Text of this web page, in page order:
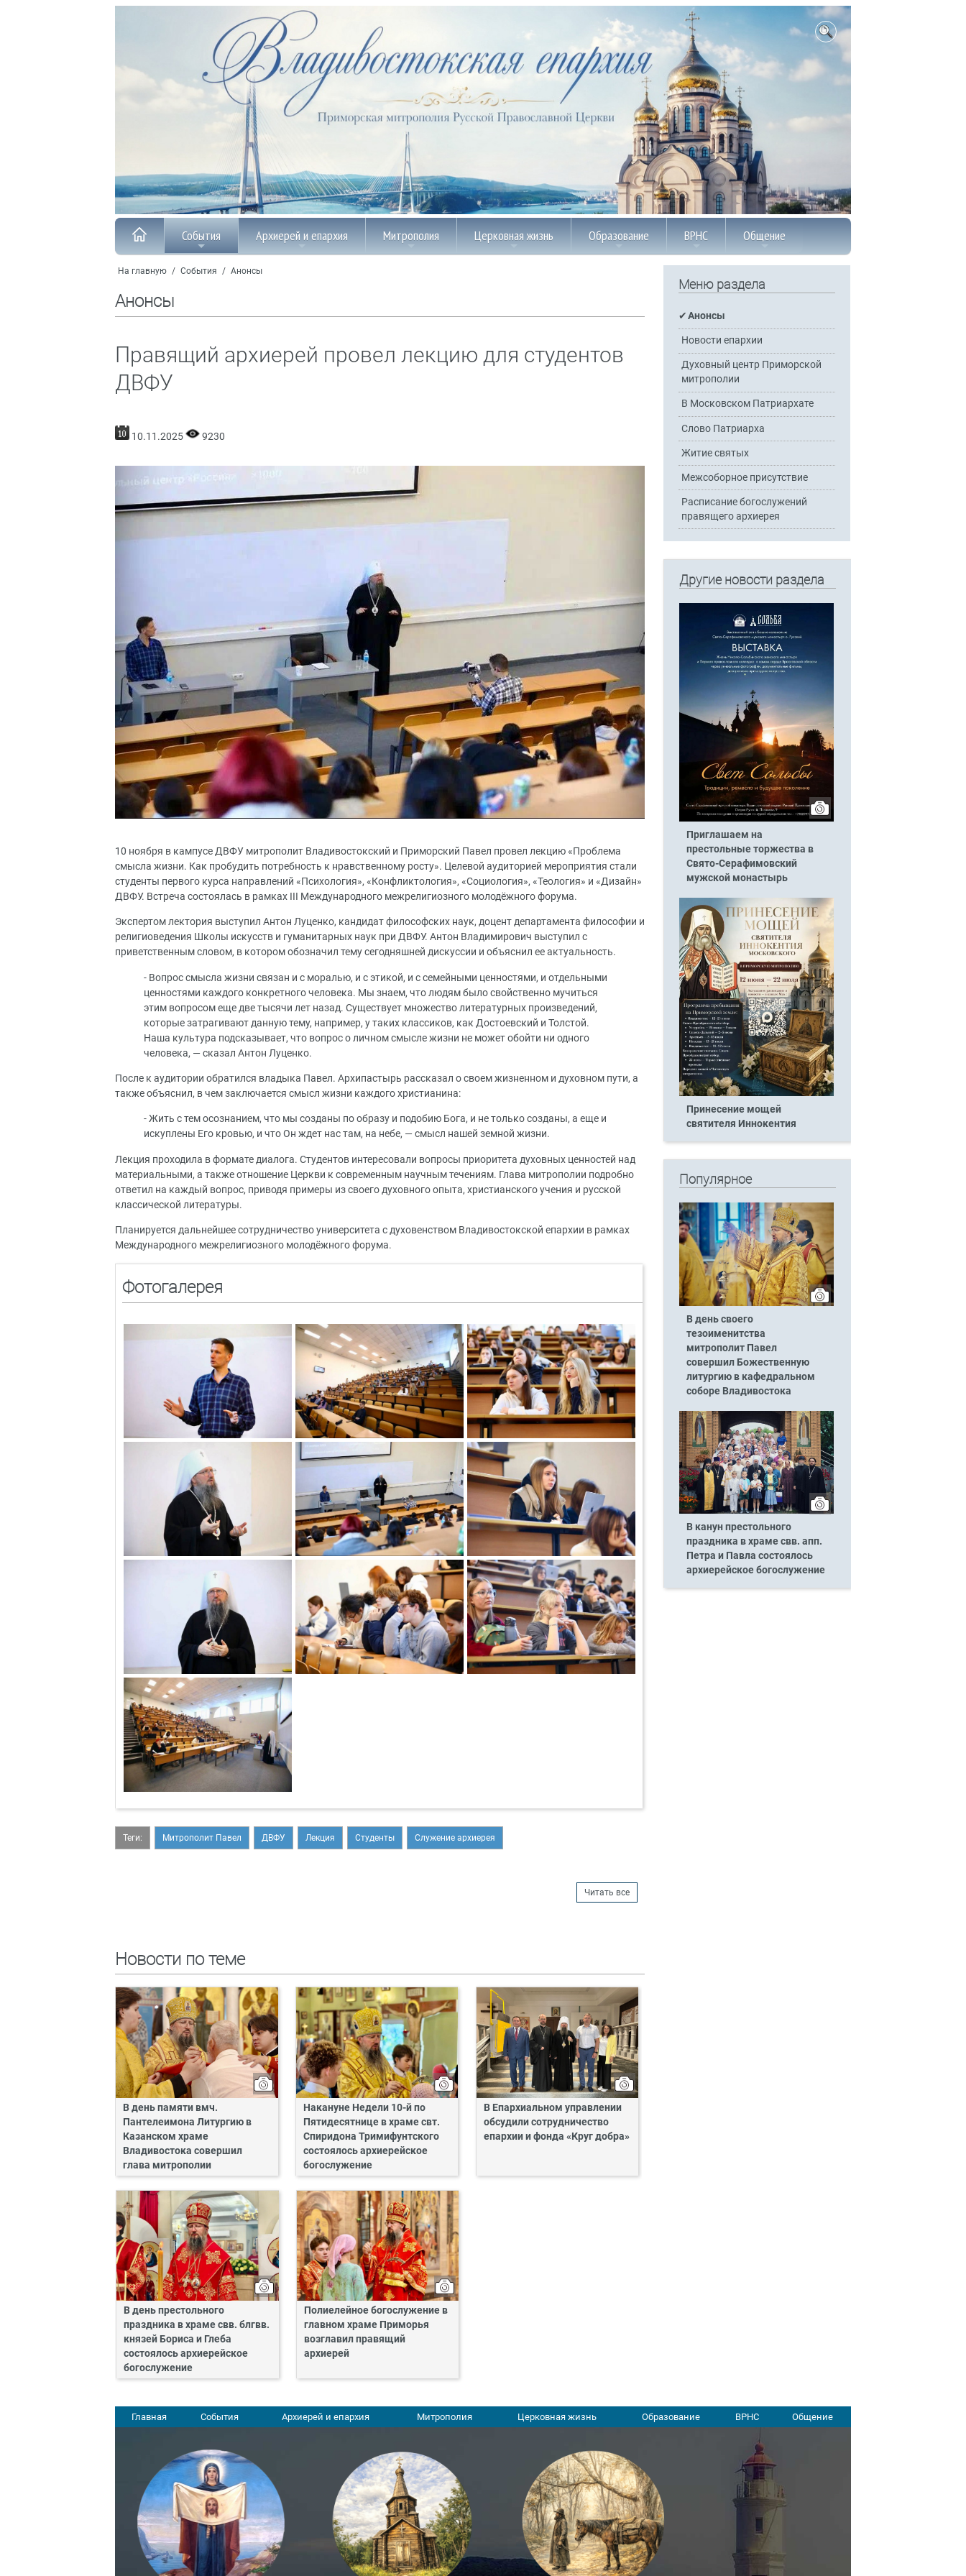
События Архиерей и епархия Митрополия Церковная жизнь Образование ВРНС Общение
На главную / События / Анонсы
Анонсы
Правящий архиерей провел лекцию для студентов
ДВФУ
10.11.2025 9230
10 ноября в кампусе ДВФУ митрополит Владивостокский и Приморский Павел провел лекцию «Проблема
смысла жизни. Как пробудить потребность к нравственному росту». Целевой аудиторией мероприятия стали
студенты первого курса направлений «Психология», «Конфликтология», «Социология», «Теология» и «Дизайн»
ДВФУ. Встреча состоялась в рамках III Международного межрелигиозного молодёжного форума.
Экспертом лектория выступил Антон Луценко, кандидат философских наук, доцент департамента философии и
религиоведения Школы искусств и гуманитарных наук при ДВФУ. Антон Владимирович выступил с
приветственным словом, в котором обозначил тему сегодняшней дискуссии и объяснил ее актуальность.
- Вопрос смысла жизни связан и с моралью, и с этикой, и с семейными ценностями, и отдельными
ценностями каждого конкретного человека. Мы знаем, что людям было свойственно мучиться
этим вопросом еще две тысячи лет назад. Существует множество литературных произведений,
которые затрагивают данную тему, например, у таких классиков, как Достоевский и Толстой.
Наша культура подсказывает, что вопрос о личном смысле жизни не может обойти ни одного
человека, — сказал Антон Луценко.
После к аудитории обратился владыка Павел. Архипастырь рассказал о своем жизненном и духовном пути, а
также объяснил, в чем заключается смысл жизни каждого христианина:
- Жить с тем осознанием, что мы созданы по образу и подобию Бога, и не только созданы, а еще и
искуплены Его кровью, и что Он ждет нас там, на небе, — смысл нашей земной жизни.
Лекция проходила в формате диалога. Студентов интересовали вопросы приоритета духовных ценностей над
материальными, а также отношение Церкви к современным научным течениям. Глава митрополии подробно
ответил на каждый вопрос, приводя примеры из своего духовного опыта, христианского учения и русской
классической литературы.
Планируется дальнейшее сотрудничество университета с духовенством Владивостокской епархии в рамках
Международного межрелигиозного молодёжного форума.
Фотогалерея
Теги: Митрополит Павел ДВФУ Лекция Студенты Служение архиерея
Читать все
Новости по теме
В день памяти вмч.
Пантелеимона Литургию в
Казанском храме
Владивостока совершил
глава митрополии
Накануне Недели 10-й по
Пятидесятнице в храме свт.
Спиридона Тримифунтского
состоялось архиерейское
богослужение
В Епархиальном управлении
обсудили сотрудничество
епархии и фонда «Круг добра»
В день престольного
праздника в храме свв. блгвв.
князей Бориса и Глеба
состоялось архиерейское
богослужение
Полиелейное богослужение в
главном храме Приморья
возглавил правящий
архиерей
Меню раздела
Анонсы
Новости епархии
Духовный центр Приморской
митрополии
В Московском Патриархате
Слово Патриарха
Житие святых
Межсоборное присутствие
Расписание богослужений
правящего архиерея
Другие новости раздела
Приглашаем на
престольные торжества в
Свято-Серафимовский
мужской монастырь
Принесение мощей
святителя Иннокентия
Популярное
В день своего
тезоименитства
митрополит Павел
совершил Божественную
литургию в кафедральном
соборе Владивостока
В канун престольного
праздника в храме свв. апп.
Петра и Павла состоялось
архиерейское богослужение
Главная События Архиерей и епархия Митрополия Церковная жизнь Образование ВРНС Общение